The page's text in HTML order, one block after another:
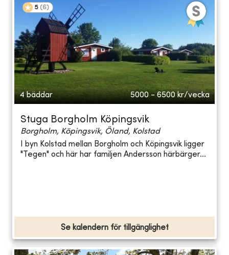
5 (6)
4 bäddar 5000 - 6500 kr/vecka
Stuga Borgholm Köpingsvik
Borgholm, Köpingsvik, Öland, Kolstad
I byn Kolstad mellan Borgholm och Köpingsvik ligger
"Tegen" och här har familjen Andersson härbärger...
Se kalendern för tillgänglighet